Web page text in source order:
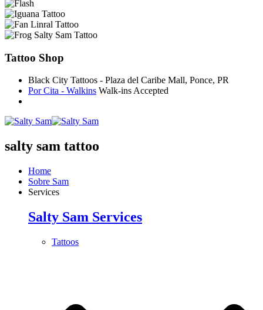
Tattoo Shop
Black City Tattoos - Plaza del Caribe Mall, Ponce, PR
Por Cita - Walkins Walk-ins Accepted
salty sam tattoo
Home
Sobre Sam
Services
Salty Sam Services
Tattoos